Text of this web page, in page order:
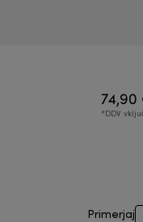
74,90
*DDV
Primerjaj